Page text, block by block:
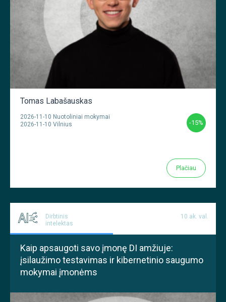
Tomas Labašauskas
2026-11-10 Nuotoliniai mokymai
2026-11-10 Vilnius
-15%
Plačiau
Dirbtinis
intelektas
10 ak. val.
Kaip apsaugoti savo įmonę DI amžiuje:
įsilaužimo testavimas ir kibernetinio saugumo
mokymai įmonėms